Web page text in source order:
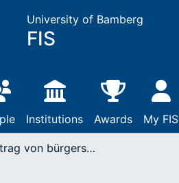
University of Bamberg
FIS
Institutions Awards My FIS
Der Beitrag von bürgerschaftlichem Engagement zur Schulentwicklung